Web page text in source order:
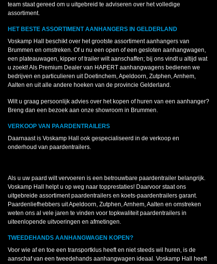
team staat gereed om u uitgebreid te adviseren over het volledige
assortiment.
HET BESTE ASSORTIMENT AANHANGERS IN GELDERLAND
Voskamp Hall beschikt over het grootste assortiment aanhangers van
Brummen en omstreken. Of u nu een open of een gesloten aanhangwagen,
een plateauwagen, kipper of trailer wilt aanschaffen; bij ons vindt u altijd wat
u zoekt! Als Premium Dealer van HAPERT aanhangwagens bedienen we
bedrijven en particulieren uit Doetinchem, Apeldoorn, Zutphen, Arnhem,
Aalten en uit alle andere hoeken van de provincie Gelderland.
Wilt u graag persoonlijk advies over het kopen of huren van een aanhanger?
Breng dan een bezoek aan onze showroom in Brummen.
VERKOOP VAN PAARDENTRAILERS
Daarnaast is Voskamp Hall ook gespecialiseerd in de verkoop en
onderhoud van paardentrailers.
Als u uw paard wilt vervoeren is een betrouwbare paardentrailer belangrijk.
Voskamp Hall helpt u op weg naar topprestaties! Daarvoor staat ons
uitgebreide assortiment paardentrailers en koets-paardentrailers garant.
Paardenliefhebbers uit Apeldoorn, Zutphen, Arnhem, Aalten en omstreken
weten ons al vele jaren te vinden voor topkwaliteit paardentrailers in
uiteenlopende uitvoeringen en afmetingen.
TWEEDEHANDS AANHANGWAGEN KOPEN?
Voor wie af en toe een transportklus heeft en niet steeds wil huren, is de
aanschaf van een tweedehands aanhangwagen ideaal. Voskamp Hall heeft